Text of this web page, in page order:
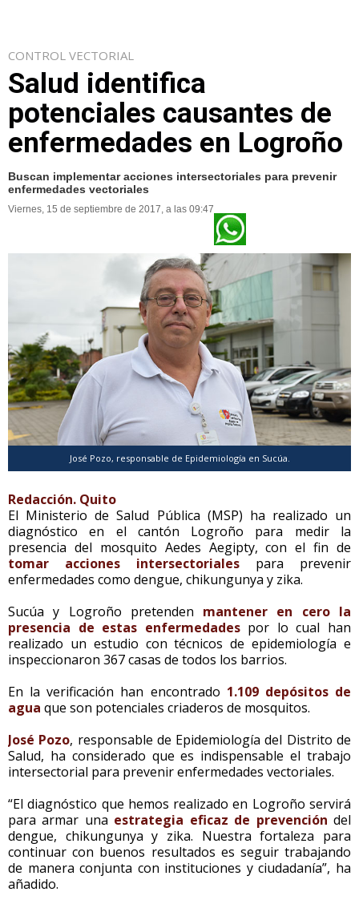
CONTROL VECTORIAL
Salud identifica
potenciales causantes de
enfermedades en Logroño
Buscan implementar acciones intersectoriales para prevenir
enfermedades vectoriales
Viernes, 15 de septiembre de 2017, a las 09:47
José Pozo, responsable de Epidemiología en Sucúa.
Redacción. Quito
El Ministerio de Salud Pública (MSP) ha realizado un
diagnóstico en el cantón Logroño para medir la
presencia del mosquito Aedes Aegipty, con el fin de
tomar acciones intersectoriales para prevenir
enfermedades como dengue, chikungunya y zika.
Sucúa y Logroño pretenden mantener en cero la
presencia de estas enfermedadespor lo cual han
realizado un estudio con técnicos de epidemiología e
inspeccionaron 367 casas de todos los barrios.
En la verificación han encontrado 1.109 depósitos de
agua que son potenciales criaderos de mosquitos.
José Pozo, responsable de Epidemiología del Distrito de
Salud, ha considerado que es indispensable el trabajo
intersectorial para prevenir enfermedades vectoriales.
“El diagnóstico que hemos realizado en Logroño servirá
para armar una estrategia eficaz de prevencióndel
dengue, chikungunya y zika. Nuestra fortaleza para
continuar con buenos resultados es seguir trabajando
de manera conjunta con instituciones y ciudadanía”, ha
añadido.